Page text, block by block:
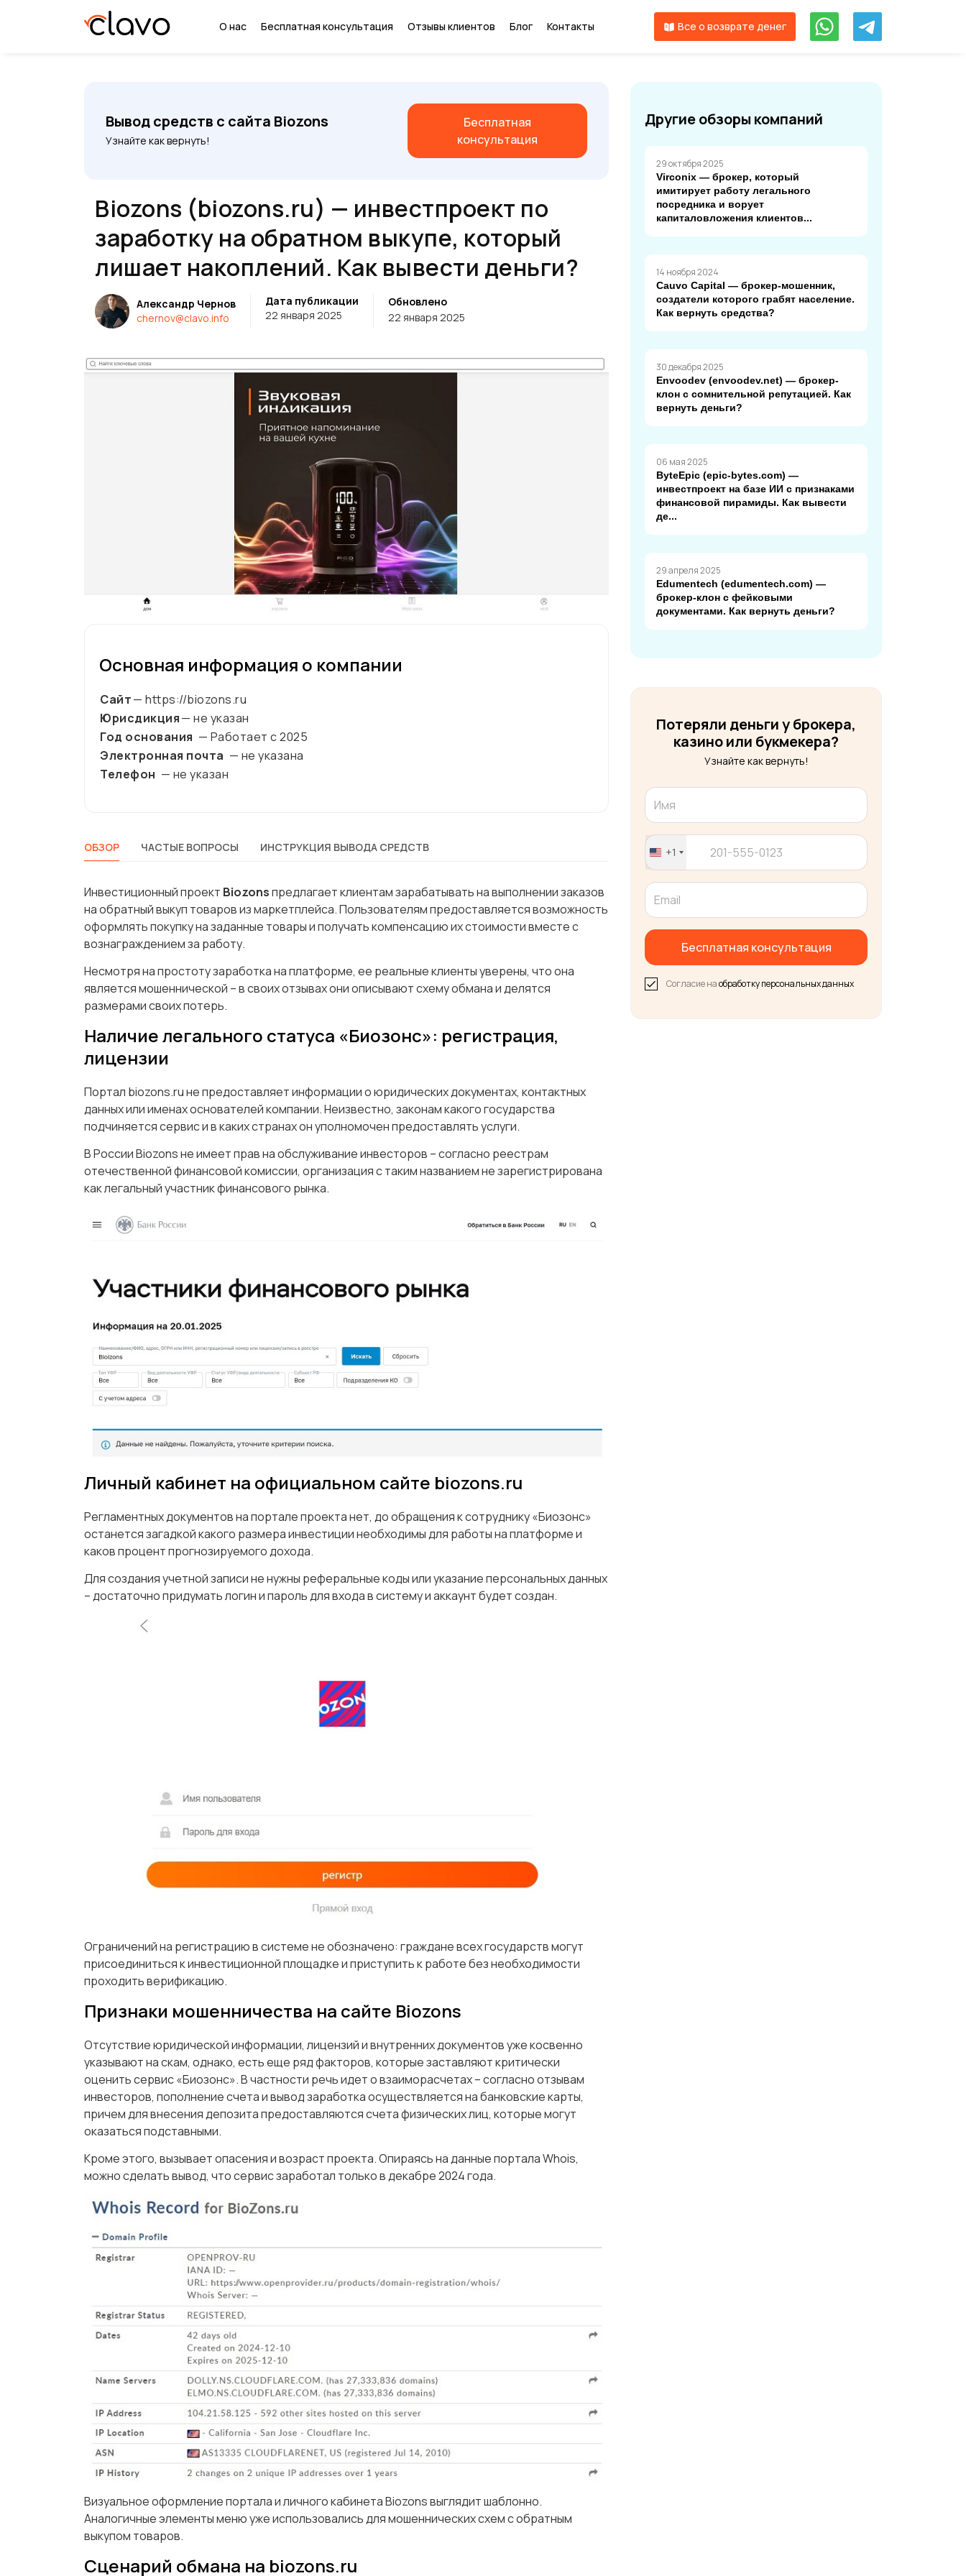
О нас Бесплатная консультация Отзывы клиентов Блог Контакты Все о возврате денег
Вывод средств с сайта Biozons
Узнайте как вернуть!
Бесплатная
консультация
Biozons (biozons.ru) — инвестпроект по
заработку на обратном выкупе, который
лишает накоплений. Как вывести деньги?
Александр Чернов
chernov@clavo.info
Дата публикации
22 января 2025
Обновлено
22 января 2025
Основная информация о компании
Сайт— https://biozons.ru
Юрисдикция— не указан
Год основания — Работает с2025
Электронная почта — не указана
Телефон — не указан
ОБЗОР ЧАСТЫЕ ВОПРОСЫ ИНСТРУКЦИЯ ВЫВОДА СРЕДСТВ
Инвестиционный проект Biozonsпредлагает клиентам зарабатывать на выполнении заказов
на обратный выкуп товаров из маркетплейса. Пользователям предоставляется возможность
оформлять покупку на заданные товары и получать компенсацию их стоимости вместе с
вознаграждением за работу.
Несмотря на простоту заработка на платформе, ее реальные клиенты уверены, что она
является мошеннической – в своих отзывах они описывают схему обмана и делятся
размерами своих потерь.
Наличие легального статуса «Биозонс»: регистрация,
лицензии
Портал biozons.ru не предоставляет информации о юридических документах, контактных
данных или именах основателей компании. Неизвестно, законам какого государства
подчиняется сервис и в каких странах он уполномочен предоставлять услуги.
В России Biozons не имеет прав на обслуживание инвесторов – согласно реестрам
отечественной финансовой комиссии, организация с таким названием не зарегистрирована
как легальный участник финансового рынка.
Личный кабинет на официальном сайте biozons.ru
Регламентных документов на портале проекта нет, до обращения к сотруднику «Биозонс»
останется загадкой какого размера инвестиции необходимы для работы на платформе и
каков процент прогнозируемого дохода.
Для создания учетной записи не нужны реферальные коды или указание персональных данных
– достаточно придумать логин и пароль для входа в систему и аккаунт будет создан.
Ограничений на регистрацию в системе не обозначено: граждане всех государств могут
присоединиться к инвестиционной площадке и приступить к работе без необходимости
проходить верификацию.
Признаки мошенничества на сайте Biozons
Отсутствие юридической информации, лицензий и внутренних документов уже косвенно
указывают на скам, однако, есть еще ряд факторов, которые заставляют критически
оценить сервис «Биозонс». В частности речь идет о взаиморасчетах – согласно отзывам
инвесторов, пополнение счета и вывод заработка осуществляется на банковские карты,
причем для внесения депозита предоставляются счета физических лиц, которые могут
оказаться подставными.
Кроме этого, вызывает опасения и возраст проекта. Опираясь на данные портала Whois,
можно сделать вывод, что сервис заработал только в декабре 2024 года.
Визуальное оформление портала и личного кабинета Biozons выглядит шаблонно.
Аналогичные элементы меню уже использовались для мошеннических схем с обратным
выкупом товаров.
Сценарий обмана на biozons.ru
Другие обзоры компаний
29 октября 2025
Virconix — брокер, который
имитирует работу легального
посредника и ворует
капиталовложения клиентов...
14 ноября 2024
Cauvo Capital — брокер-мошенник,
создатели которого грабят население.
Как вернуть средства?
30 декабря 2025
Envoodev (envoodev.net) — брокер-
клон с сомнительной репутацией. Как
вернуть деньги?
06 мая 2025
ByteEpic (epic-bytes.com) —
инвестпроект на базе ИИ с признаками
финансовой пирамиды. Как вывести
де...
29 апреля 2025
Edumentech (edumentech.com) —
брокер-клон с фейковыми
документами. Как вернуть деньги?
Потеряли деньги у брокера,
казино или букмекера?
Узнайте как вернуть!
United
States
+1
+1
Бесплатная консультация
Согласие наобработку персональных данных